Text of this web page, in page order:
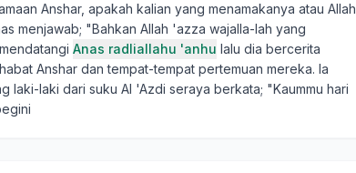
Anshar, apakah kalian yang menamakanya atau Allah
menjawab; "Bahkan Allah 'azza wajalla-lah yang
Anas radliallahu 'anhu lalu dia bercerita
Anshar dan tempat-tempat pertemuan mereka. Ia
laki-laki dari suku Al 'Azdi seraya berkata; "Kaummu hari